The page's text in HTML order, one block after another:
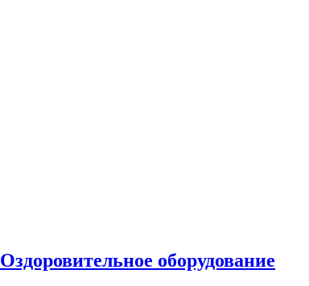
Оздоровительное оборудование